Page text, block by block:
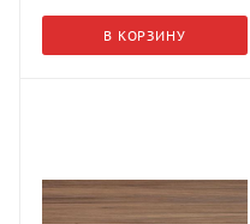
В КОРЗИНУ